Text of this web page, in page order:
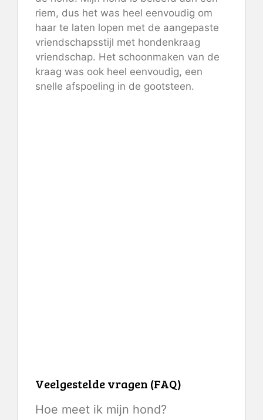
riem, dus het was heel eenvoudig om
haar te laten lopen met de aangepaste
vriendschapsstijl met hondenkraag
vriendschap. Het schoonmaken van de
kraag was ook heel eenvoudig, een
snelle afspoeling in de gootsteen.
Veelgestelde vragen (FAQ)
Hoe meet ik mijn hond?